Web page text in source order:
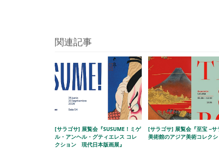
関連記事
[サラゴサ] 展覧会『SUSUME！ミゲ
ル・アンヘル・グティエレス コレ
クション 現代日本版画展』
[サラゴサ] 展覧会『至宝 −サ
美術館のアジア美術コレク